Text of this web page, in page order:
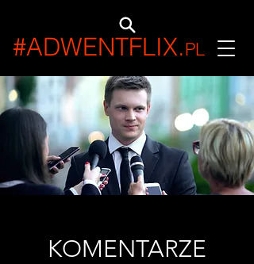
#ADWENTFLIX.PL
KOMENTARZE